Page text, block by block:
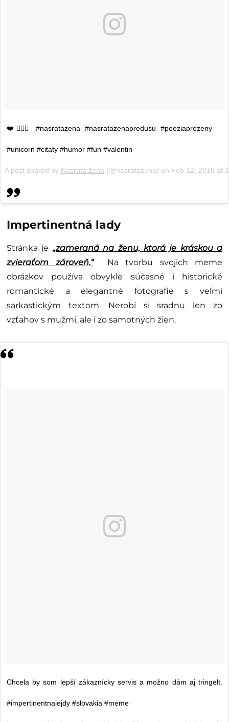
❤️🤦🏻‍♀️ #nasratazena #nasratazenapredusu #poeziaprezeny
#unicorn #citaty #humor #fun #valentin
A post shared by Nasratá žena (@nasratazena) on Feb 12, 2018 at
Impertinentná lady
Stránka je „zameraná na ženu, ktorá je kráskou a
zvieraťom zároveň.“Na tvorbu svojich meme
obrázkov používa obvykle súčasné i historické
romantické a elegantné fotografie s veľmi
sarkastickým textom. Nerobí si sradnu len zo
vzťahov s mužmi, ale i zo samotných žien.
Chcela by som lepší zákaznícky servis a možno dám aj tringelt.
#impertinentnalejdy #slovakia #meme